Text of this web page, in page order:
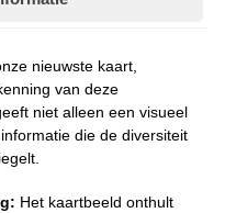
nieuwste kaart,
van deze
niet alleen een visueel
die de diversiteit
Het kaartbeeld onthult